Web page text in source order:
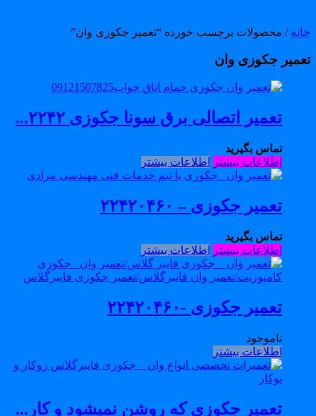
/ محصولات برچسب خورده “تعمیر جکوزی وان”
جکوزی وان
تعمیر اتصالی برق سونا جکوزی ۲۲۴۲...
تماس بگیرید
اطلاعات بیشتر اطلاعات بیشتر
تعمیر جکوزی – ۲۲۴۲۰۴۶۰
تماس بگیرید
اطلاعات بیشتر اطلاعات بیشتر
تعمیر جکوزی -۲۲۴۲۰۴۶۰
ناموجود
اطلاعات بیشتر
تعمیر جکوزی که روشن نمیشود و کار...